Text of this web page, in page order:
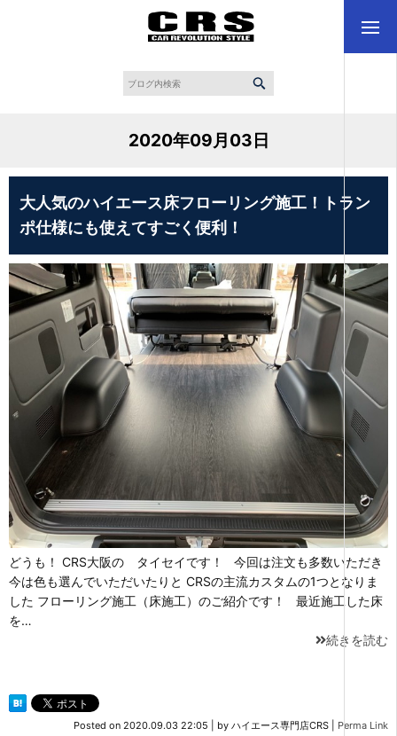
2020年09月03日
大人気のハイエース床フローリング施工！トラン
ポ仕様にも使えてすごく便利！
どうも！ CRS大阪の タイセイです！ 今回は注文も多数いただき
今は色も選んでいただいたりと CRSの主流カスタムの1つとなりま
した フローリング施工（床施工）のご紹介です！ 最近施工した床
を…
続きを読む
Posted on 2020.09.03 22:05 by ハイエース専門店CRS Perma Link